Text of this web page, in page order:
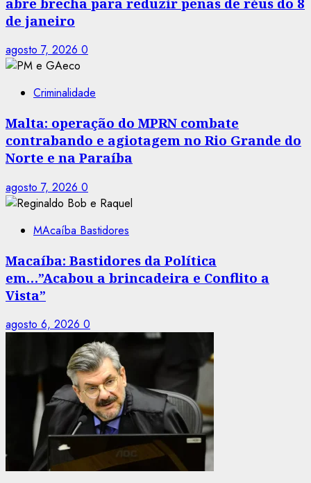
de janeiro
agosto 7, 2026 0
Criminalidade
Malta: operação do MPRN combate
contrabando e agiotagem no Rio Grande do
Norte e na Paraíba
agosto 7, 2026 0
MAcaíba Bastidores
Macaíba: Bastidores da Política
em…”Acabou a brincadeira e Conflito a
Vista”
agosto 6, 2026 0